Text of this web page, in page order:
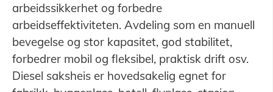
arbeidssikkerhet og forbedre
arbeidseffektiviteten. Avdeling som en manuell
bevegelse og stor kapasitet, god stabilitet,
forbedrer mobil og fleksibel, praktisk drift osv.
Diesel saksheis er hovedsakelig egnet for